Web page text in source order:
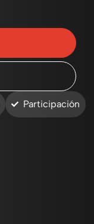
Participación